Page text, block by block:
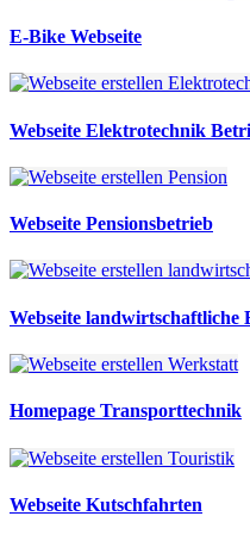
E-Bike Webseite
Webseite Elektrotechnik
Webseite Pensionsbetrieb
Webseite landwirtschaftliche
Homepage Transporttechnik
Webseite Kutschfahrten